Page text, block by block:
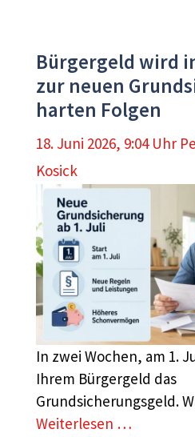
Bürgergeld wird
zur neuen
harten Folgen
18. Juni 2026, 9:04 Uhr
Kosick
In zwei Wochen, am 1.
Ihrem Bürgergeld das
Grundsicherungsgeld.
Weiterlesen …